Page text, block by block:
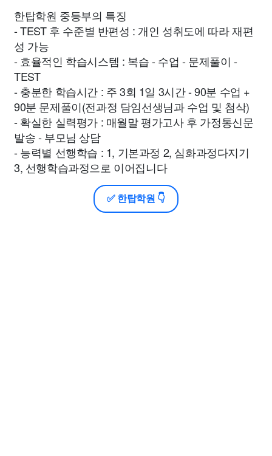
한탑학원 중등부의 특징
- TEST 후 수준별 반편성 : 개인 성취도에 따라 재편
성 가능
- 효율적인 학습시스템 : 복습 - 수업 - 문제풀이 -
TEST
- 충분한 학습시간 : 주 3회 1일 3시간 - 90분 수업 +
90분 문제풀이(전과정 담임선생님과 수업 및 첨삭)
- 확실한 실력평가 : 매월말 평가고사 후 가정통신문
발송 - 부모님 상담
- 능력별 선행학습 : 1, 기본과정 2, 심화과정다지기
3, 선행학습과정으로 이어집니다
✅ 한탑학원 👇